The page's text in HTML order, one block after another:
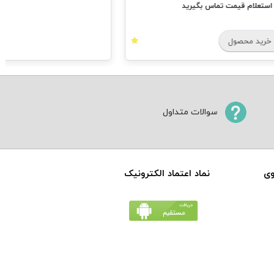
قیمت تماس بگیرید
محصول
سوالات متداول
نماد اعتماد الکترونیک